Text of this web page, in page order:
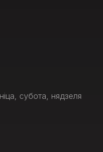
субота, нядзеля